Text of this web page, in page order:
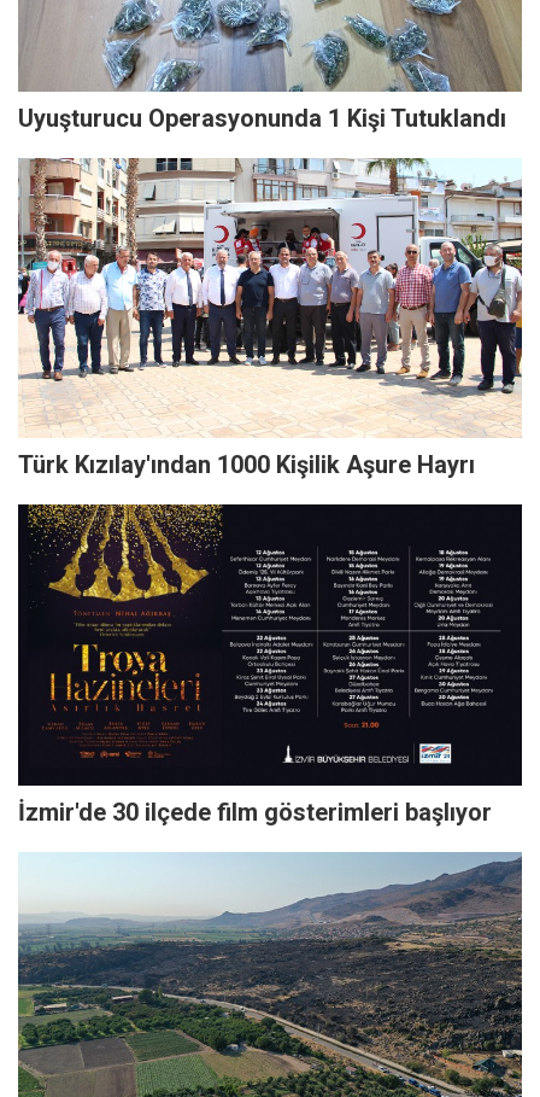
Uyuşturucu Operasyonunda 1 Kişi Tutuklandı
Türk Kızılay'ından 1000 Kişilik Aşure Hayrı
İzmir'de 30 ilçede film gösterimleri başlıyor